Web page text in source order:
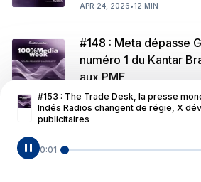
APR 24, 2026•12 MIN
#148 : Meta dépasse
numéro 1 du Kantar
aux PME
Powered by